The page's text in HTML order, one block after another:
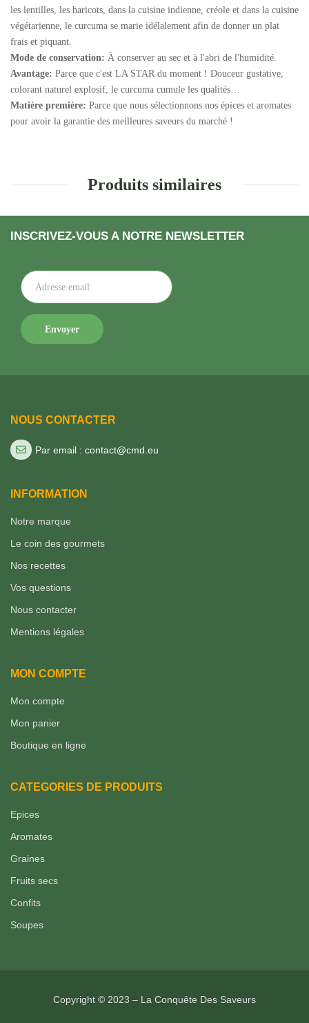
les lentilles, les haricots, dans la cuisine indienne, créole et dans la cuisine
végétarienne, le curcuma se marie idélalement afin de donner un plat
frais et piquant.
Mode de conservation: À conserver au sec et à l'abri de l'humidité.
Avantage: Parce que c'est LA STAR du moment ! Douceur gustative,
colorant naturel explosif, le curcuma cumule les qualités…
Matière première: Parce que nous sélectionnons nos épices et aromates
pour avoir la garantie des meilleures saveurs du marché !
Produits similaires
INSCRIVEZ-VOUS A NOTRE NEWSLETTER
NOUS CONTACTER
Par email : contact@cmd.eu
INFORMATION
Notre marque
Le coin des gourmets
Nos recettes
Vos questions
Nous contacter
Mentions légales
MON COMPTE
Mon compte
Mon panier
Boutique en ligne
CATEGORIES DE PRODUITS
Epices
Aromates
Graines
Fruits secs
Confits
Soupes
Copyright © 2023 – La Conquête Des Saveurs